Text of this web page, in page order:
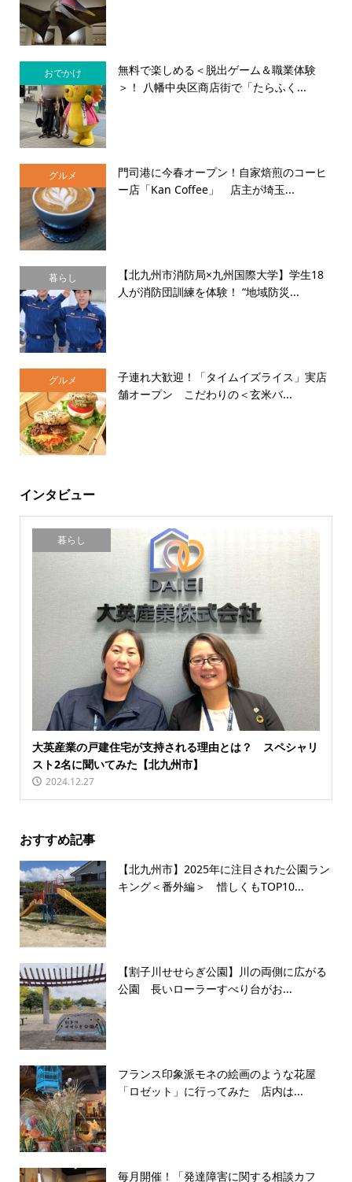
おでかけ
無料で楽しめる＜脱出ゲーム＆職業体験
＞！ 八幡中央区商店街で「たらふく...
グルメ
門司港に今春オープン！自家焙煎のコーヒ
ー店「Kan Coffee」 店主が埼玉...
暮らし
【北九州市消防局×九州国際大学】学生18
人が消防団訓練を体験！ “地域防災...
グルメ
子連れ大歓迎！「タイムイズライス」実店
舗オープン こだわりの＜玄米バ...
インタビュー
暮らし
大英産業の戸建住宅が支持される理由とは？ スペシャリ
スト2名に聞いてみた【北九州市】
2024.12.27
おすすめ記事
【北九州市】2025年に注目された公園ラン
キング＜番外編＞ 惜しくもTOP10...
【割子川せせらぎ公園】川の両側に広がる
公園 長いローラーすべり台がお...
フランス印象派モネの絵画のような花屋
「ロゼット」に行ってみた 店内は...
毎月開催！「発達障害に関する相談カフ